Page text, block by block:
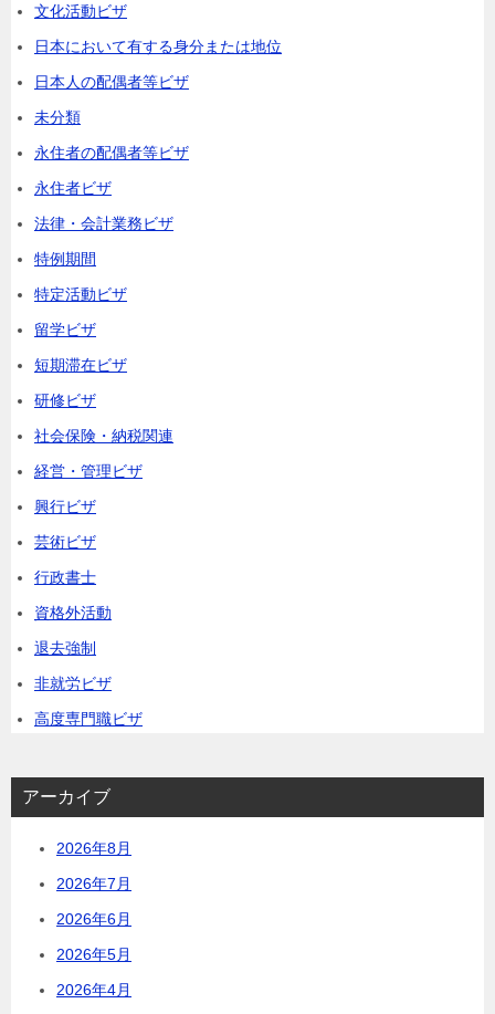
文化活動ビザ
日本において有する身分または地位
日本人の配偶者等ビザ
未分類
永住者の配偶者等ビザ
永住者ビザ
法律・会計業務ビザ
特例期間
特定活動ビザ
留学ビザ
短期滞在ビザ
研修ビザ
社会保険・納税関連
経営・管理ビザ
興行ビザ
芸術ビザ
行政書士
資格外活動
退去強制
非就労ビザ
高度専門職ビザ
アーカイブ
2026年8月
2026年7月
2026年6月
2026年5月
2026年4月